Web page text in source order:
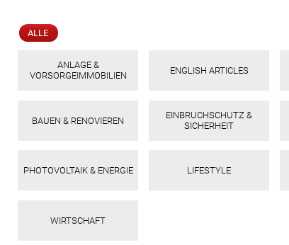
ALLE
ANLAGE &
VORSORGEIMMOBILIEN
ENGLISH ARTICLES
BAUEN & RENOVIEREN
EINBRUCHSCHUTZ &
SICHERHEIT
PHOTOVOLTAIK & ENERGIE LIFESTYLE
WIRTSCHAFT